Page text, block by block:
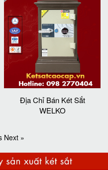
Địa Chỉ Bán Két Sắt
WELKO
Next »